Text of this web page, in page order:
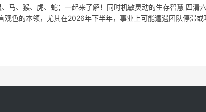
马、猴、虎、蛇；一起来了解！同时机敏灵动的生存智慧 四清
色的本领，尤其在2026年下半年，事业上可能遭遇团队停滞或